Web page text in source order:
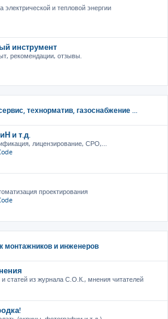
электрической и тепловой энергии
инструмент
рекомендации, отзывы.
тeхнорматив, газоснабжение ...
и т.д.
лицензирование, СРО,...
проектирования
монтажников и инженеров
статей из журнала С.О.К., мнения читателей